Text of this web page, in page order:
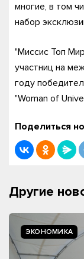
многие, в том
набор
"Миссис Топ
участниц на
году
"Woman of
Поделиться
Другие
ЭКОНОМИКА